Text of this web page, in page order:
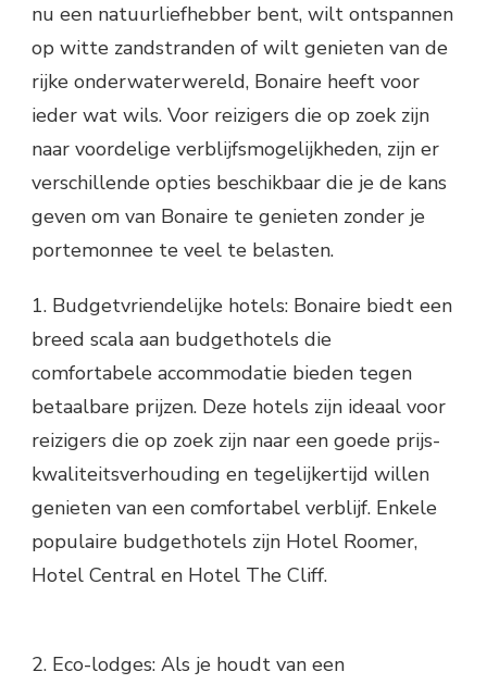
nu een natuurliefhebber bent, wilt ontspannen
op witte zandstranden of wilt genieten van de
rijke onderwaterwereld, Bonaire heeft voor
ieder wat wils. Voor reizigers die op zoek zijn
naar voordelige verblijfsmogelijkheden, zijn er
verschillende opties beschikbaar die je de kans
geven om van Bonaire te genieten zonder je
portemonnee te veel te belasten.
1. Budgetvriendelijke hotels: Bonaire biedt een
breed scala aan budgethotels die
comfortabele accommodatie bieden tegen
betaalbare prijzen. Deze hotels zijn ideaal voor
reizigers die op zoek zijn naar een goede prijs-
kwaliteitsverhouding en tegelijkertijd willen
genieten van een comfortabel verblijf. Enkele
populaire budgethotels zijn Hotel Roomer,
Hotel Central en Hotel The Cliff.
2. Eco-lodges: Als je houdt van een